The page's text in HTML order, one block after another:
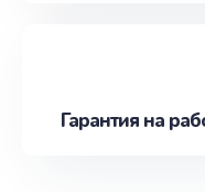
Гарантия на